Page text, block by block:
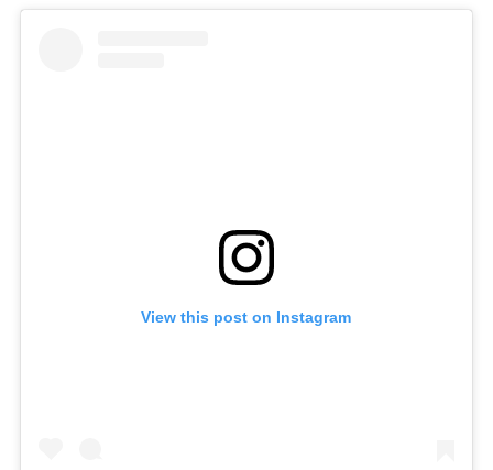
View this post on Instagram